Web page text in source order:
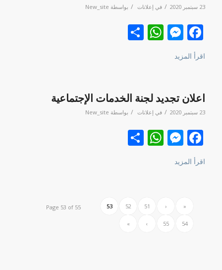
23 سبتمبر 2020 / في إعلانات / بواسطة New_site
Facebook
Messenger
WhatsApp
نشر
اقرأ المزيد
اعلان تجديد لجنة الخدمات الإجتماعية‎
23 سبتمبر 2020 / في إعلانات / بواسطة New_site
Facebook
Messenger
WhatsApp
نشر
اقرأ المزيد
Page 53 of 55 «
‹
51
52
53
54
55
›
»